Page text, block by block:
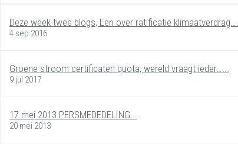
Deze week twee blogs, Een over ratificatie klimaatverdrag…...
4 sep 2016
Groene stroom certificaten quota, wereld vraagt ieder…...
9 jul 2017
17 mei 2013 PERSMEDEDELING...
20 mei 2013